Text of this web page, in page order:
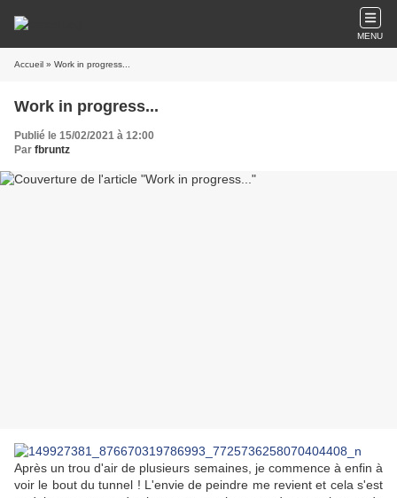
MENU
Accueil » Work in progress...
Work in progress...
Publié le 15/02/2021 à 12:00
Par fbruntz
Après un trou d'air de plusieurs semaines, je commence à enfin à
voir le bout du tunnel ! L'envie de peindre me revient et cela s'est